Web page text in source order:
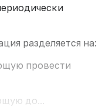
разделяется на:
провести
до...